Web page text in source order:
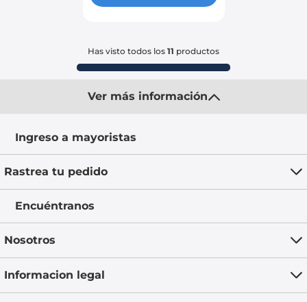
Has visto todos los 11 productos
Ver más información
Ingreso a mayoristas
Rastrea tu pedido
Encuéntranos
Nosotros
Informacion legal